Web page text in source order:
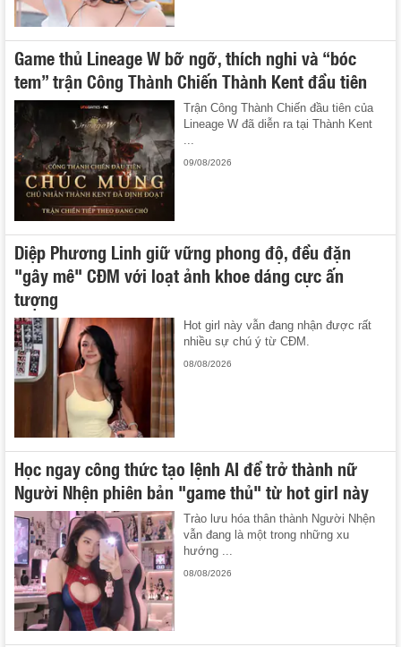
Game thủ Lineage W bỡ ngỡ, thích nghi và “bóc
tem” trận Công Thành Chiến Thành Kent đầu tiên
Trận Công Thành Chiến đầu tiên của
Lineage W đã diễn ra tại Thành Kent
...
09/08/2026
Diệp Phương Linh giữ vững phong độ, đều đặn
"gây mê" CĐM với loạt ảnh khoe dáng cực ấn
tượng
Hot girl này vẫn đang nhận được rất
nhiều sự chú ý từ CĐM.
08/08/2026
Học ngay công thức tạo lệnh AI để trở thành nữ
Người Nhện phiên bản "game thủ" từ hot girl này
Trào lưu hóa thân thành Người Nhện
vẫn đang là một trong những xu
hướng ...
08/08/2026